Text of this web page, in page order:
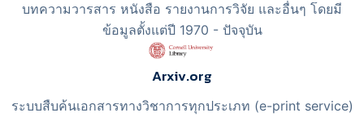
บทความวารสาร หนังสือ รายงานการวิจัย และอื่นๆ โดยมี
ข้อมูลตั้งแต่ปี 1970 - ปัจจุบัน
Arxiv.org
ระบบสืบค้นเอกสารทางวิชาการทุกประเภท (e-print service)